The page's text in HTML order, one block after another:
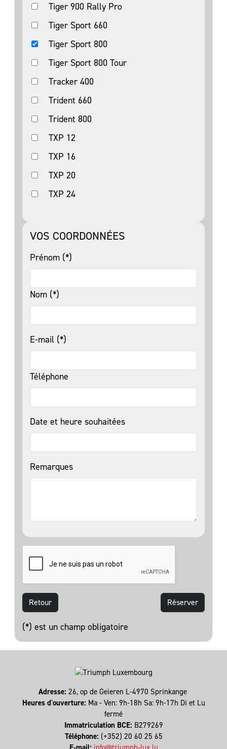
Tiger 900 Rally Pro
Tiger Sport 660
Tiger Sport 800
Tiger Sport 800 Tour
Tracker 400
Trident 660
Trident 800
TXP 12
TXP 16
TXP 20
TXP 24
VOS COORDONNÉES
Prénom (*)
Nom (*)
E-mail (*)
Téléphone
Date et heure souhaitées
Remarques
Retour
(*) est un champ obligatoire
Adresse: 26, op de Geieren L-4970 Sprinkange
Heures d'ouverture: Ma - Ven: 9h-18h Sa: 9h-17h Di et Lu
fermé
Immatriculation BCE: B279269
Téléphone: (+352) 20 60 25 65